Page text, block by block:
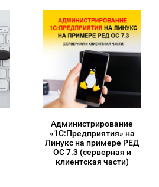
Администрирование
«1С:Предприятия» на
Линукс на примере РЕД
ОС 7.3 (серверная и
клиентская части)